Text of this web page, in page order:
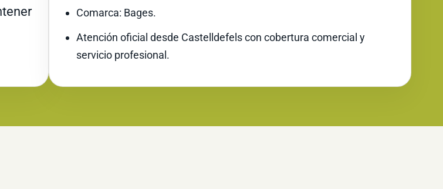
Comarca: Bages.
Atención oficial desde Castelldefels con cobertura comercial y
servicio profesional.